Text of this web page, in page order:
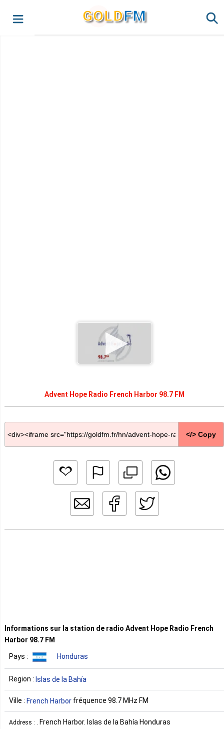
GOLDFM
Advent Hope Radio French Harbor 98.7 FM
</> Copy
Informations sur la station de radio Advent Hope Radio French
Harbor 98.7 FM
Pays : Honduras
Region : Islas de la Bahía
Ville : French Harbor fréquence 98.7 MHz FM
Address : . French Harbor. Islas de la Bahía Honduras